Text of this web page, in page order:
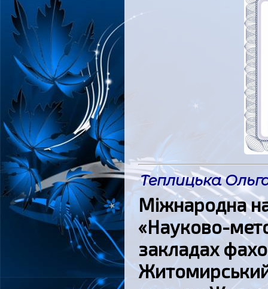
Теплицька
Міжнародна
«Науково-
закладах